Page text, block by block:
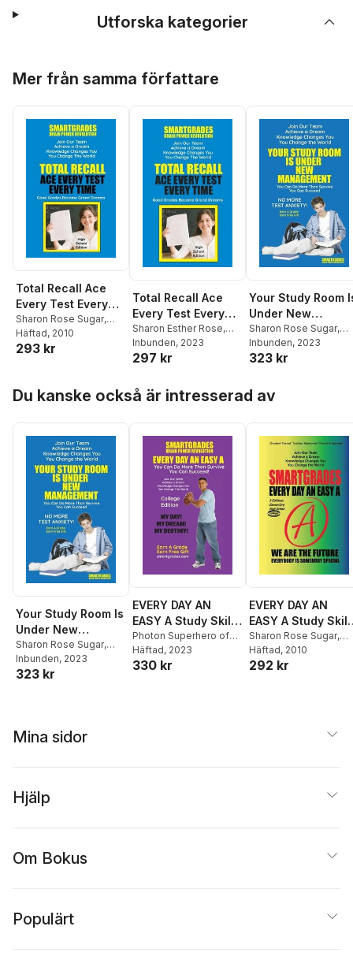
Utforska kategorier
Mer från samma författare
Total Recall Ace
Every Test Every
Time Study Skills
(High School
Edition Paperback)
REVOLUTION
Sharon Rose Sugar,
Photon Superhero of
Education
Häftad, 2010
293 kr
Total Recall Ace
Every Test Every
Time (High School
Edition)
SMARTGRADES
REVOLUTION
Sharon Esther Rose,
Photon Superhero of
Education
Inbunden, 2023
297 kr
Your Study Room
Under New
Management
Skills
SMARTGRADES
REVOLUTION
Sharon Rose Sugar,
Photon Superhero of
Education
Inbunden, 2023
323 kr
Du kanske också är intresserad av
Your Study Room Is
Under New
Management Study
Skills
SMARTGRADES
Sharon Rose Sugar,
Photon Superhero of
Education
Inbunden, 2023
323 kr
EVERY DAY AN
EASY A Study Skills
(College Edition
Paperback)
SMARTGRADES
Photon Superhero of
Education,Sharon Rose
Sugar
Häftad, 2023
330 kr
EVERY DAY AN
EASY A Study
(College Edition
Paperback)
SMARTGRADES
Sharon Rose Sugar,
Photon Superhero of
Education
Häftad, 2010
292 kr
Mina sidor
Hjälp
Om Bokus
Populärt